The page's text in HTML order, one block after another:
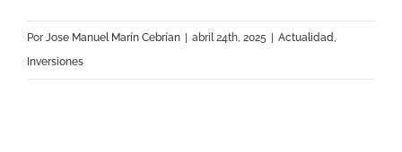
PorJose Manuel Marín Cebrían abril 24th, 2025 Actualidad,
Inversiones